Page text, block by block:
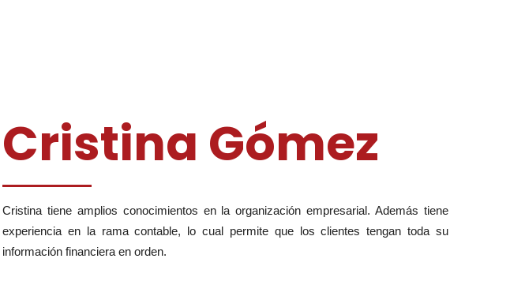
Cristina Gómez
Cristina tiene amplios conocimientos en la organización empresarial. Además tiene
experiencia en la rama contable, lo cual permite que los clientes tengan toda su
información financiera en orden.